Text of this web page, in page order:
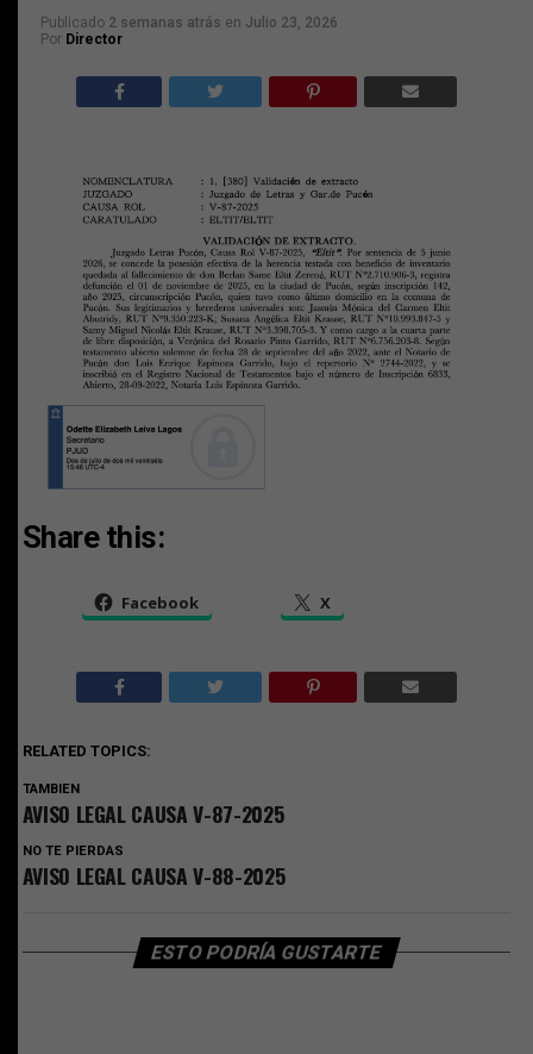
Publicado 2 semanas atrás en Julio 23, 2026
Por Director
Share this:
Facebook X
RELATED TOPICS:
TAMBIEN
AVISO LEGAL CAUSA V-87-2025
NO TE PIERDAS
AVISO LEGAL CAUSA V-88-2025
ESTO PODRÍA GUSTARTE